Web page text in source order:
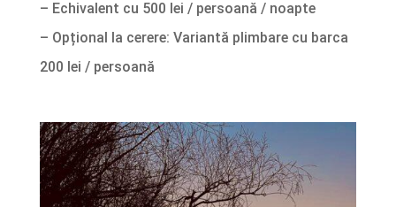
– Echivalent cu 500 lei / persoană / noapte
– Opțional la cerere: Variantă plimbare cu barca
200 lei / persoană